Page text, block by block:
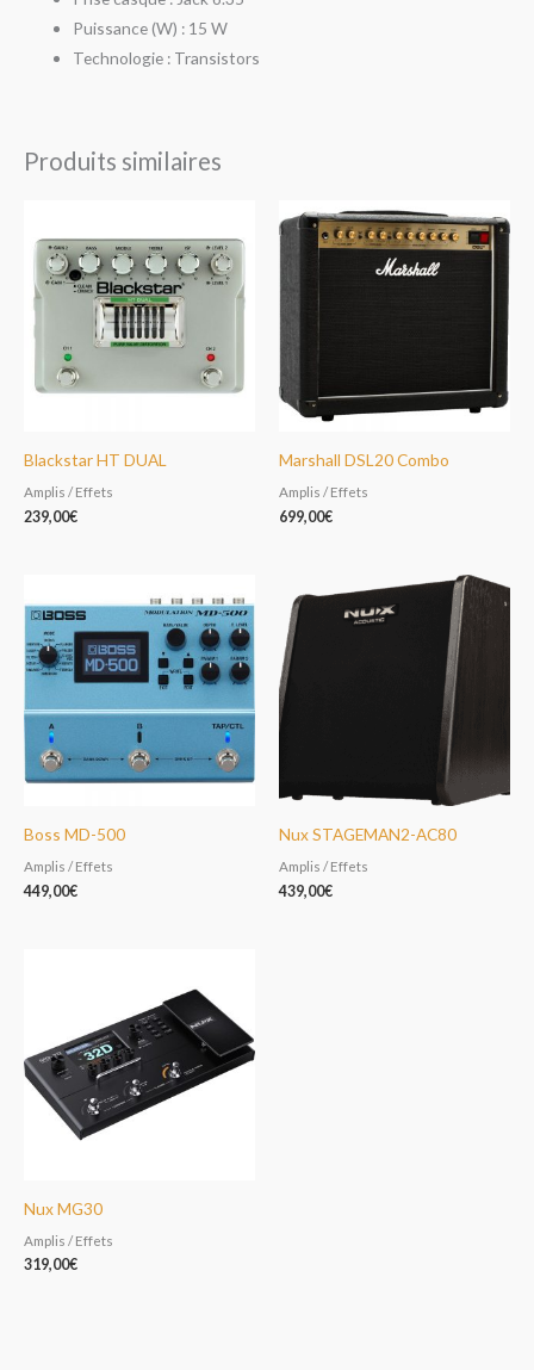
Puissance (W) : 15 W
Technologie : Transistors
Produits similaires
Blackstar HT DUAL
Amplis / Effets
239,00€
Marshall DSL20 Combo
Amplis / Effets
699,00€
Boss MD-500
Amplis / Effets
449,00€
Nux STAGEMAN2-AC80
Amplis / Effets
439,00€
Nux MG30
Amplis / Effets
319,00€